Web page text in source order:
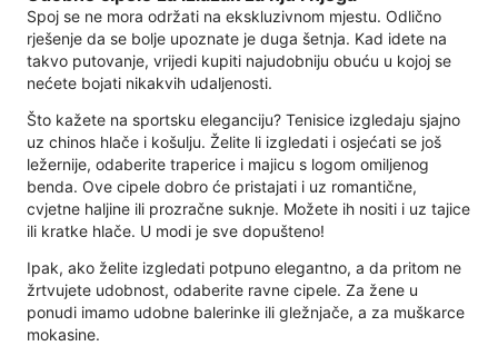
Spoj se ne mora održati na ekskluzivnom mjestu. Odlično
rješenje da se bolje upoznate je duga šetnja. Kad idete na
takvo putovanje, vrijedi kupiti najudobniju obuću u kojoj se
nećete bojati nikakvih udaljenosti.
Što kažete na sportsku eleganciju? Tenisice izgledaju sjajno
uz chinos hlače i košulju. Želite li izgledati i osjećati se još
ležernije, odaberite traperice i majicu s logom omiljenog
benda. Ove cipele dobro će pristajati i uz romantične,
cvjetne haljine ili prozračne suknje. Možete ih nositi i uz tajice
ili kratke hlače. U modi je sve dopušteno!
Ipak, ako želite izgledati potpuno elegantno, a da pritom ne
žrtvujete udobnost, odaberite ravne cipele. Za žene u
ponudi imamo udobne balerinke ili gležnjače, a za muškarce
mokasine.